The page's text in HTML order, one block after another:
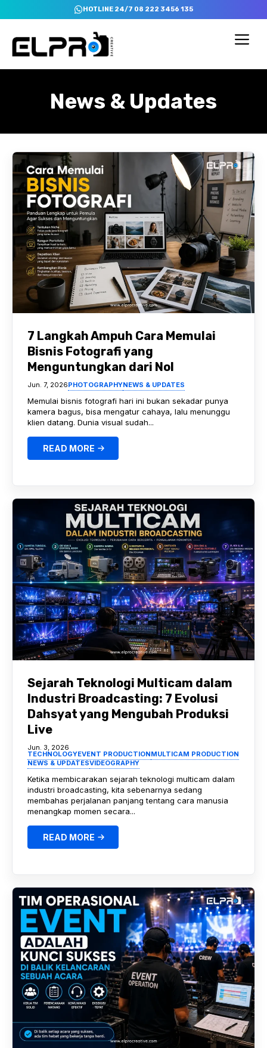
to
content
HOTLINE 24/7 08 222 3456 135
News & Updates
7 Langkah Ampuh Cara Memulai
Bisnis Fotografi yang
Menguntungkan dari Nol
Jun. 7, 2026PHOTOGRAPHYNEWS & UPDATES
Memulai bisnis fotografi hari ini bukan sekadar punya
kamera bagus, bisa mengatur cahaya, lalu menunggu
klien datang. Dunia visual sudah...
READ MORE
Sejarah Teknologi Multicam dalam
Industri Broadcasting: 7 Evolusi
Dahsyat yang Mengubah Produksi
Live
Jun. 3, 2026
TECHNOLOGYEVENT PRODUCTIONMULTICAM PRODUCTION
NEWS & UPDATESVIDEOGRAPHY
Ketika membicarakan sejarah teknologi multicam dalam
industri broadcasting, kita sebenarnya sedang
membahas perjalanan panjang tentang cara manusia
menangkap momen secara...
READ MORE